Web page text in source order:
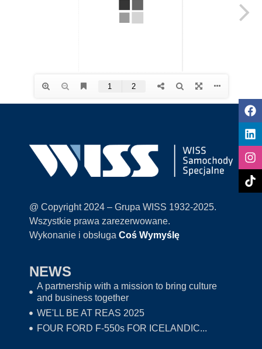
@ Copyright 2024 – Grupa WISS 1932-2025.
Wszystkie prawa zarezerwowane.
Wykonanie i obsługa Coś Wymyślę
NEWS
A partnership with a mission to bring culture
and business together
WE'LL BE AT REAS 2025
FOUR FORD F-550s FOR ICELANDIC...